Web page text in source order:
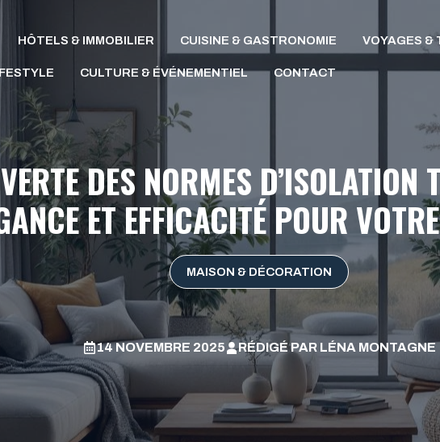
HÔTELS & IMMOBILIER CUISINE & GASTRONOMIE VOYAGES &
CULTURE & ÉVÉNEMENTIEL CONTACT
DES NORMES
ET EFFICACITÉ POUR
MAISON & DÉCORATION
14 NOVEMBRE 2025 RÉDIGÉ PAR LÉNA MONTAGNE